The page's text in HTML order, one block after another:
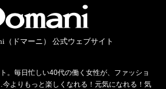
（ドマーニ） 公式ウェブサイト
。毎日忙しい40代の働く女性が、ファッショ
よりもっと楽しくなれる！元気になれる！気